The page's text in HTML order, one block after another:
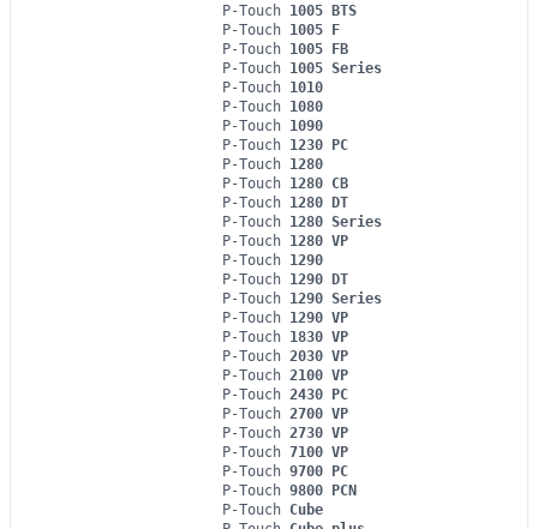
P-Touch 1005 BTS
P-Touch 1005 F
P-Touch 1005 FB
P-Touch 1005 Series
P-Touch 1010
P-Touch 1080
P-Touch 1090
P-Touch 1230 PC
P-Touch 1280
P-Touch 1280 CB
P-Touch 1280 DT
P-Touch 1280 Series
P-Touch 1280 VP
P-Touch 1290
P-Touch 1290 DT
P-Touch 1290 Series
P-Touch 1290 VP
P-Touch 1830 VP
P-Touch 2030 VP
P-Touch 2100 VP
P-Touch 2430 PC
P-Touch 2700 VP
P-Touch 2730 VP
P-Touch 7100 VP
P-Touch 9700 PC
P-Touch 9800 PCN
P-Touch Cube